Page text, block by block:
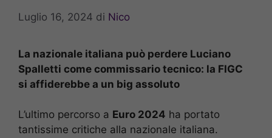
Luglio 16, 2024 di Nico
La nazionale italiana può perdere Luciano
Spalletti come commissario tecnico: la FIGC
si affiderebbe a un big assoluto
L’ultimo percorso a Euro 2024 ha portato
tantissime critiche alla nazionale italiana.